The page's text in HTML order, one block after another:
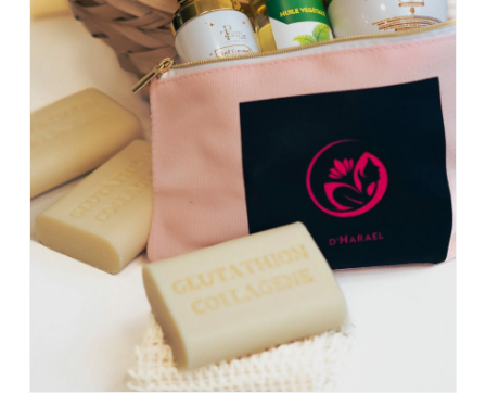
Nom
E-mail*
Enregistrer mon nom, mon